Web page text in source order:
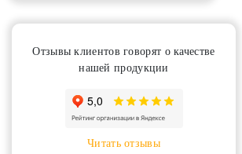
Отзывы клиентов говорят о качестве
нашей продукции
Читать отзывы